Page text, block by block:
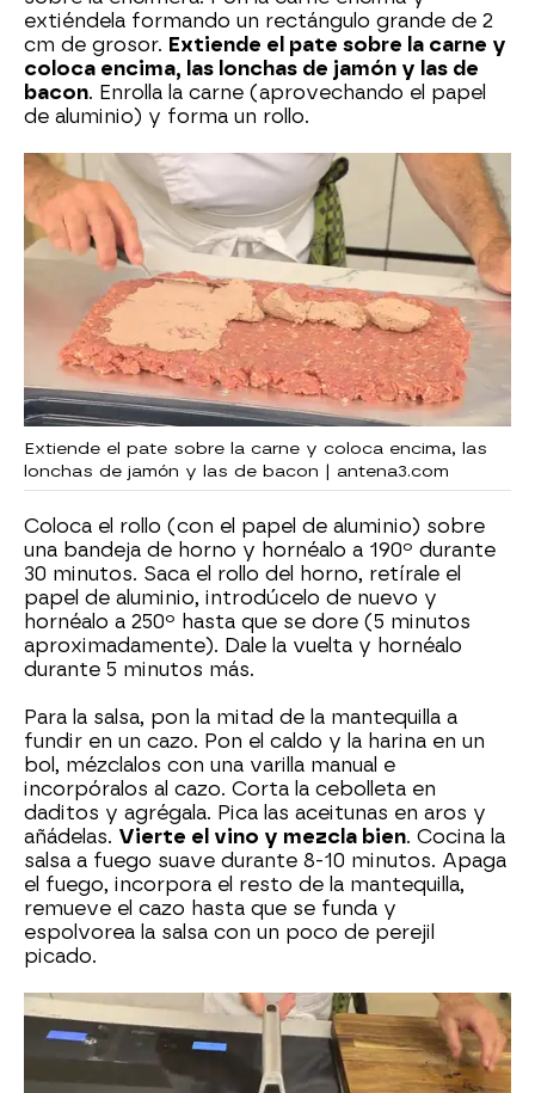
extiéndela formando un rectángulo grande de 2
cm de grosor. Extiende el pate sobre la carne y
coloca encima, las lonchas de jamón y las de
bacon. Enrolla la carne (aprovechando el papel
de aluminio) y forma un rollo.
Extiende el pate sobre la carne y coloca encima, las
lonchas de jamón y las de bacon | antena3.com
Coloca el rollo (con el papel de aluminio) sobre
una bandeja de horno y hornéalo a 190º durante
30 minutos. Saca el rollo del horno, retírale el
papel de aluminio, introdúcelo de nuevo y
hornéalo a 250º hasta que se dore (5 minutos
aproximadamente). Dale la vuelta y hornéalo
durante 5 minutos más.
Para la salsa, pon la mitad de la mantequilla a
fundir en un cazo. Pon el caldo y la harina en un
bol, mézclalos con una varilla manual e
incorpóralos al cazo. Corta la cebolleta en
daditos y agrégala. Pica las aceitunas en aros y
añádelas. Vierte el vino y mezcla bien. Cocina la
salsa a fuego suave durante 8-10 minutos. Apaga
el fuego, incorpora el resto de la mantequilla,
remueve el cazo hasta que se funda y
espolvorea la salsa con un poco de perejil
picado.